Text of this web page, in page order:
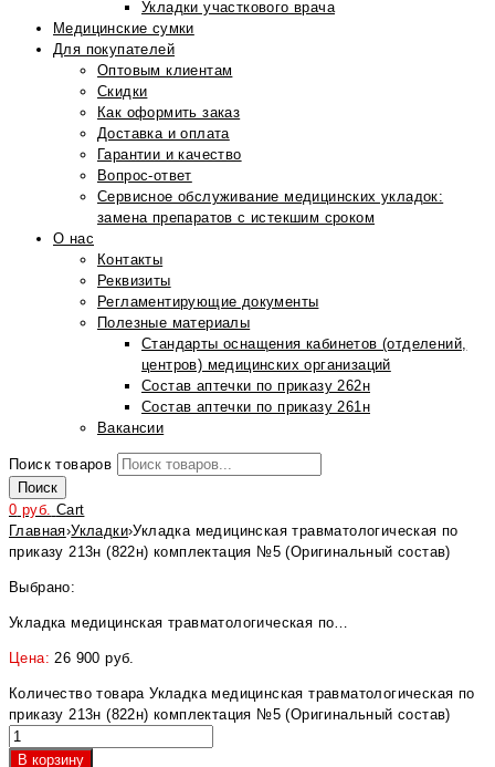
Укладки участкового врача
Медицинские сумки
Для покупателей
Оптовым клиентам
Скидки
Как оформить заказ
Доставка и оплата
Гарантии и качество
Вопрос-ответ
Сервисное обслуживание медицинских укладок:
замена препаратов с истекшим сроком
О нас
Контакты
Реквизиты
Регламентирующие документы
Полезные материалы
Стандарты оснащения кабинетов (отделений,
центров) медицинских организаций
Состав аптечки по приказу 262н
Состав аптечки по приказу 261н
Вакансии
Поиск товаров
Поиск
0 руб. Cart
Главная›Укладки›Укладка медицинская травматологическая по
приказу 213н (822н) комплектация №5 (Оригинальный состав)
Выбрано:
Укладка медицинская травматологическая по…
Цена:26 900 руб.
Количество товара Укладка медицинская травматологическая по
приказу 213н (822н) комплектация №5 (Оригинальный состав)
В корзину